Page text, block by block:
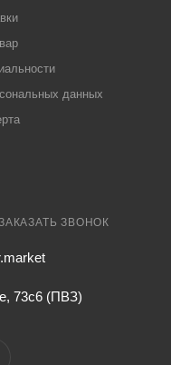
данных
ЗВОНОК
73с6 (ПВЗ)